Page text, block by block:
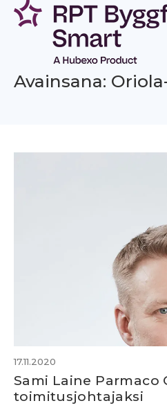
Siirry
sisältöön
Avainsana:
17.11.2020
Sami Laine Parmaco
toimitusjohtajaksi